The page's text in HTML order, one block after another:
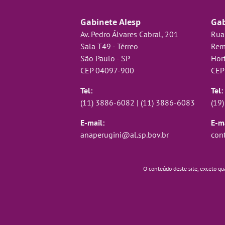
Gabinete Alesp
Av. Pedro Álvares Cabral, 201
Sala T49 - Térreo
São Paulo - SP
CEP 04097-900
Tel:
(11) 3886-6082 | (11) 3886-6083
E-mail:
anaperugini@al.sp.bov.br
Tel:
E-
O conteúdo deste site, exceto